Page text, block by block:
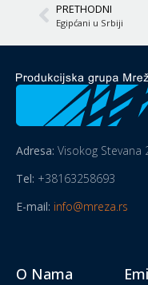
PRETHODNI
Egipćani u Srbiji
Adresa: Visokog Stevana
Tel: +38163258693
E-mail: info@mreza.rs
O Nama